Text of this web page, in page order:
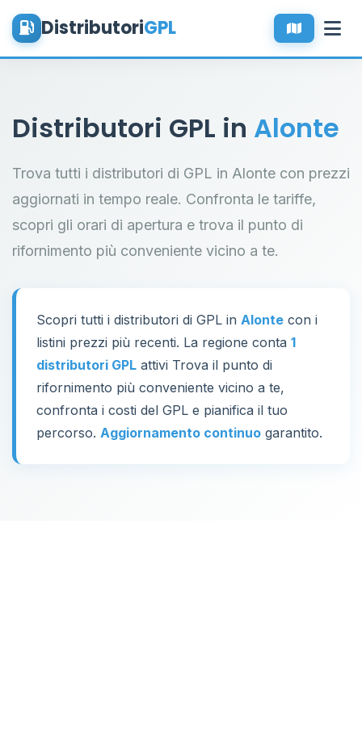
DistributoriGPL
Distributori GPL in Alonte
Trova tutti i distributori di GPL in Alonte con prezzi
aggiornati in tempo reale. Confronta le tariffe,
scopri gli orari di apertura e trova il punto di
rifornimento più conveniente vicino a te.
Scopri tutti i distributori di GPL in Alonte con i
listini prezzi più recenti. La regione conta 1
distributori GPL attivi Trova il punto di
rifornimento più conveniente vicino a te,
confronta i costi del GPL e pianifica il tuo
percorso. Aggiornamento continuo garantito.